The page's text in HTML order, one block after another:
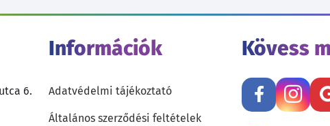
6.
Információk
Adatvédelmi tájékoztató
Általános szerződési feltételek
Kövess